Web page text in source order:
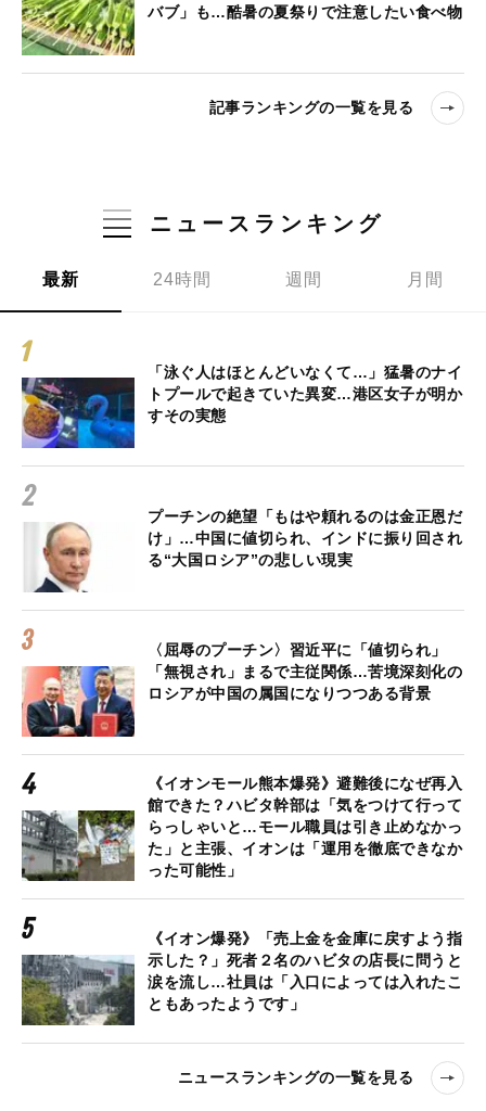
バブ」も…酷暑の夏祭りで注意したい食べ物
記事ランキングの一覧を見る
ニュースランキング
最新 24時間 週間 月間
「泳ぐ人はほとんどいなくて…」猛暑のナイ
トプールで起きていた異変…港区女子が明か
すその実態
プーチンの絶望「もはや頼れるのは金正恩だ
け」…中国に値切られ、インドに振り回され
る“大国ロシア”の悲しい現実
〈屈辱のプーチン〉習近平に「値切られ」
「無視され」まるで主従関係…苦境深刻化の
ロシアが中国の属国になりつつある背景
《イオンモール熊本爆発》避難後になぜ再入
館できた？ハビタ幹部は「気をつけて行って
らっしゃいと…モール職員は引き止めなかっ
た」と主張、イオンは「運用を徹底できなか
った可能性」
《イオン爆発》「売上金を金庫に戻すよう指
示した？」死者２名のハビタの店長に問うと
涙を流し…社員は「入口によっては入れたこ
ともあったようです」
ニュースランキングの一覧を見る